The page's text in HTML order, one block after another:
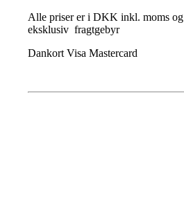
Alle priser er i DKK inkl. moms og
eksklusiv fragtgebyr